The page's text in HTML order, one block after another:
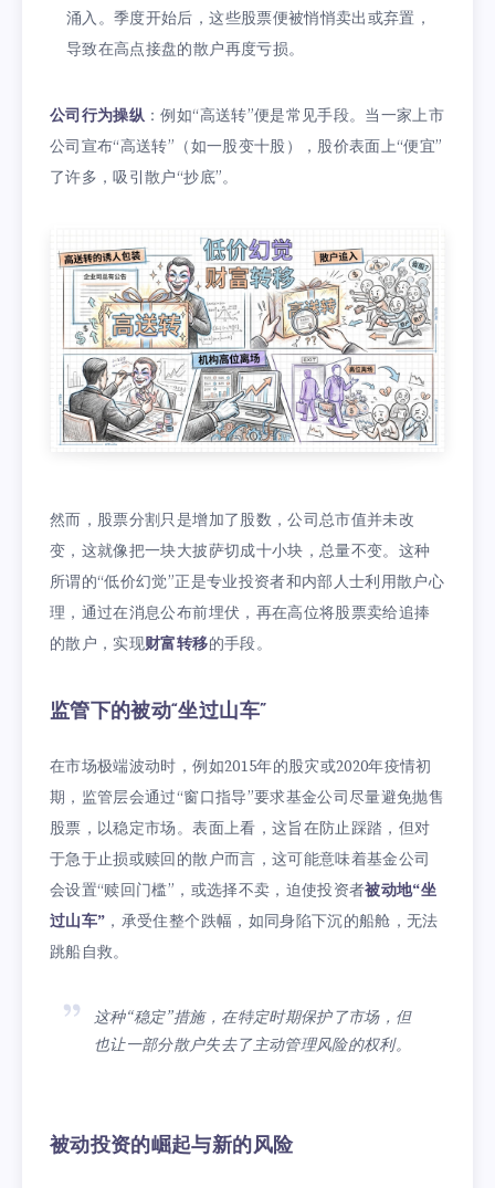
涌入。季度开始后，这些股票便被悄悄卖出或弃置，
导致在高点接盘的散户再度亏损。
公司行为操纵 ：例如“高送转”便是常见手段。当一家上市
公司宣布“高送转”（如一股变十股），股价表面上“便宜”
了许多，吸引散户“抄底”。
然而，股票分割只是增加了股数，公司总市值并未改
变，这就像把一块大披萨切成十小块，总量不变。这种
所谓的“低价幻觉”正是专业投资者和内部人士利用散户心
理，通过在消息公布前埋伏，再在高位将股票卖给追捧
的散户，实现财富转移的手段。
监管下的被动“坐过山车”
在市场极端波动时，例如2015年的股灾或2020年疫情初
期，监管层会通过“窗口指导”要求基金公司尽量避免抛售
股票，以稳定市场。表面上看，这旨在防止踩踏，但对
于急于止损或赎回的散户而言，这可能意味着基金公司
会设置“赎回门槛”，或选择不卖，迫使投资者被动地“坐
过山车” ，承受住整个跌幅，如同身陷下沉的船舱，无法
跳船自救。
这种“稳定”措施，在特定时期保护了市场，但
也让一部分散户失去了主动管理风险的权利。
被动投资的崛起与新的风险